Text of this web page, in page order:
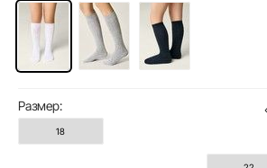
Размер:
18